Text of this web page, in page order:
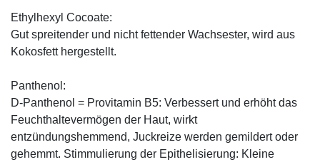
Ethylhexyl Cocoate:
Gut spreitender und nicht fettender Wachsester, wird aus
Kokosfett hergestellt.
Panthenol:
D-Panthenol = Provitamin B5: Verbessert und erhöht das
Feuchthaltevermögen der Haut, wirkt
entzündungshemmend, Juckreize werden gemildert oder
gehemmt. Stimmulierung der Epithelisierung: Kleine